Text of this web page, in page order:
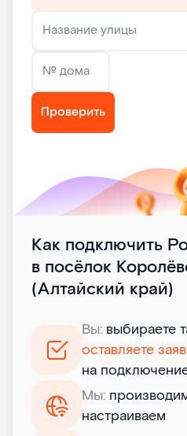
Название улицы
№ дома
Проверить
Как подключить
в посёлок
(Алтайский край)
Вы: выбираете
оставляете
на
Мы:
настраиваем